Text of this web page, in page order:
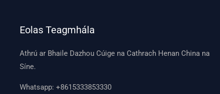
Eolas Teagmhála
Athrú ar Bhaile Dazhou Cúige na Cathrach Henan China na
Síne.
Whatsapp:+8615333853330